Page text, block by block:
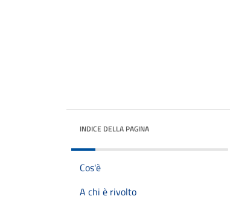
INDICE DELLA PAGINA
Cos'è
A chi è rivolto